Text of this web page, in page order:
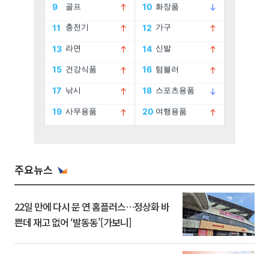
주요뉴스
22일 만에 다시 문 연 홈플러스…정상화 바
쁜데 재고 없어 ‘발동동’[가보니]